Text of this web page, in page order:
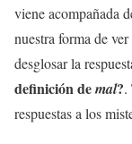
viene acompañada
nuestra forma de
desglosar la
definición demal?.
respuestas a los